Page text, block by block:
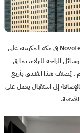
يقع فندق نوفوتيل ذاخر مكة Novotel Makkah Thakher City في مكة المكرمة، على
الراحة للنزلاء، بما في
. يُصنف هذا الفندق بأربع
إلى استقبال يعمل على